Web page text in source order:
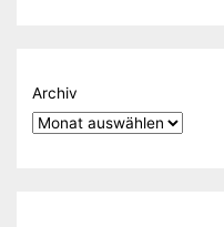
Archiv